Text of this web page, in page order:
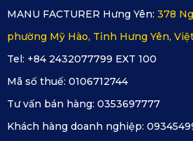
dễ dàng lắp đặt
Sản phẩm camera hành trình
MANU FACTURER Hưng Yên: 378
phường Mỹ Hào, Tỉnh Hưng Yên,
Tel: +84 2432077799 EXT 100
Mã số thuế: 0106712744
Tư vấn bán hàng: 0353697777
Khách hàng doanh nghiệp: